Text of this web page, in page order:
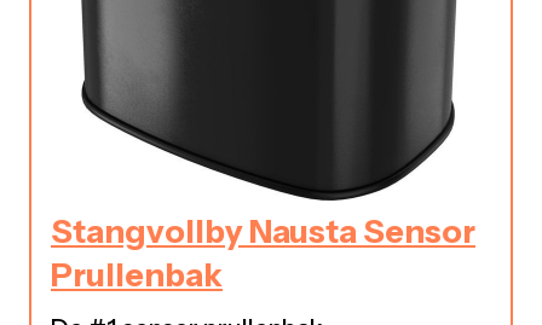
Stangvollby Nausta Sensor
Prullenbak